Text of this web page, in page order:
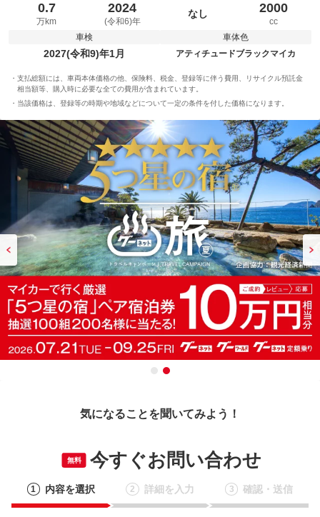
0.7
万km
2024
(令和6)年
なし 2000
cc
車検
2027(令和9)年1月
車体色
アティチュードブラックマイカ
支払総額には、車両本体価格の他、保険料、税金、登録等に伴う費用、リサイクル預託金
相当額等、購入時に必要な全ての費用が含まれています。
当該価格は、登録等の時期や地域などについて一定の条件を付した価格になります。
気になることを聞いてみよう！
無料 今すぐお問い合わせ
1 内容を選択 2 詳細を入力 3 確認・送信